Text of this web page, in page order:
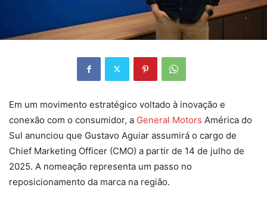
Em um movimento estratégico voltado à inovação e
conexão com o consumidor, a General Motors América do
Sul anunciou que Gustavo Aguiar assumirá o cargo de
Chief Marketing Officer (CMO) a partir de 14 de julho de
2025. A nomeação representa um passo no
reposicionamento da marca na região.